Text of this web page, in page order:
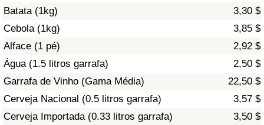
Batata (1kg)
3,30 $
Cebola (1kg)
3,85 $
Alface (1 pé)
2,92 $
Água (1.5 litros garrafa)
2,50 $
Garrafa de Vinho (Gama Média)
22,50 $
Cerveja Nacional (0.5 litros garrafa)
3,57 $
Cerveja Importada (0.33 litros garrafa)
3,50 $
Indicador de Poluição por País
Trânsito
Indicador de Trânsito
Indicador de Trânsito (Atual)